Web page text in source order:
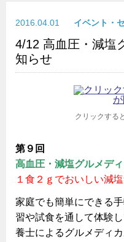
2016.04.01 イベント・
4/12 高血圧・減塩
知らせ
クリックする
第９回
高血圧・減塩グルメデ
１食２ｇでおいしい減
家庭でも簡単にできる
習や試食を通して体験
養士によるグルメディ